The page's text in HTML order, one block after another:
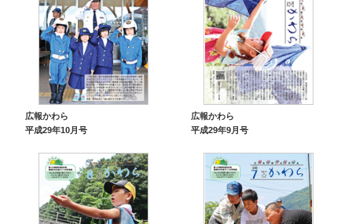
広報かわら
平成29年10月号
広報かわら
平成29年9月号